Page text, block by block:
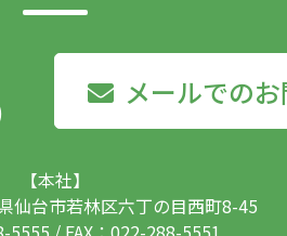
メールでの
【本社】
台市若林区六丁の目西町8-45